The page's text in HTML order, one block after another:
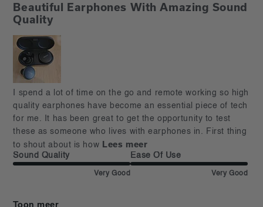
Beautiful Earphones With Amazing Sound
Quality
I spend a lot of time on the go and remote working so high
quality earphones have become an essential piece of tech
for me. It has been great to get the opportunity to test
these as someone who lives with earphones in. First thing
to shout about is how Lees meer
read more about review content I spend a lot of time on
the go
Sound Quality
Very Good
Ease Of Use
Very Good
Toon meer